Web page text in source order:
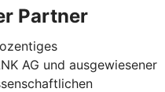
Partner
AG und ausgewiesener